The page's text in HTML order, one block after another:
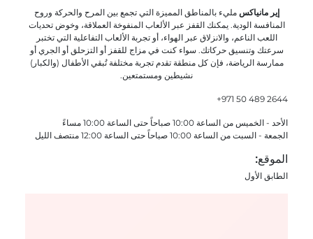
إير مانياكس مليء بالمناطق المميزة التي تجمع بين المرح والحركة وروح
المنافسة الودية. يمكنك القفز عبر الألعاب المنفوخة العملاقة، وخوض تحديات
اللعب الناعم، والانزلاق عبر الهواء، أو تجربة الألعاب التفاعلية التي تختبر
سرعتك وتنسيق حركاتك. سواء كنت في مزاج للقفز أو التزحلق أو الجري أو
ممارسة الرياضة، فإن كل منطقة تقدم تجربة مختلفة تُبقي الأطفال (والكبار)
نشيطين ومستمتعين.
+971 50 489 2644
الأحد - الخميس من الساعة 10:00 صباحاً حتى الساعة 10:00 مساءً
الجمعة - السبت من الساعة 10:00 صباحاً حتى الساعة 12:00 منتصف الليل
الموقع:
الطابق الأول